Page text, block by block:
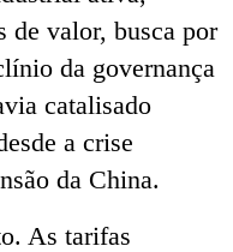
de valor, busca por
da governança
catalisado
a crise
da China.
As tarifas